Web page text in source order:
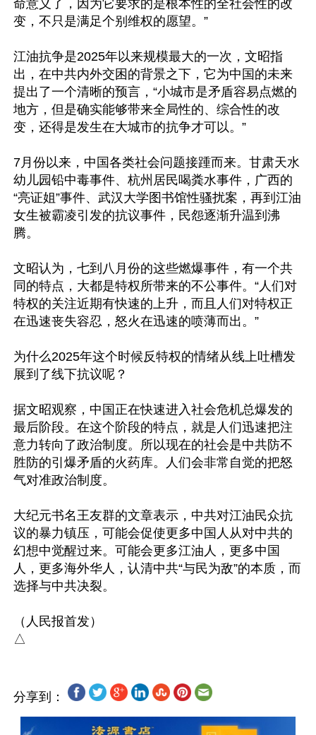
命意义了，因为它要求的是根本性的全社会性的改
变，不只是满足个别维权的愿望。”
江油抗争是2025年以来规模最大的一次，文昭指
出，在中共内外交困的背景之下，它为中国的未来
提出了一个清晰的预言，“小城市是矛盾容易点燃的
地方，但是确实能够带来全局性的、综合性的改
变，还得是发生在大城市的抗争才可以。”
7月份以来，中国各类社会问题接踵而来。甘肃天水
幼儿园铅中毒事件、杭州居民喝粪水事件，广西的
“亮证姐”事件、武汉大学图书馆性骚扰案，再到江油
女生被霸凌引发的抗议事件，民怨逐渐升温到沸
腾。
文昭认为，七到八月份的这些燃爆事件，有一个共
同的特点，大都是特权所带来的不公事件。“人们对
特权的关注近期有快速的上升，而且人们对特权正
在迅速丧失容忍，怒火在迅速的喷薄而出。”
为什么2025年这个时候反特权的情绪从线上吐槽发
展到了线下抗议呢？
据文昭观察，中国正在快速进入社会危机总爆发的
最后阶段。在这个阶段的特点，就是人们迅速把注
意力转向了政治制度。所以现在的社会是中共防不
胜防的引爆矛盾的火药库。人们会非常自觉的把怒
气对准政治制度。
大纪元书名王友群的文章表示，中共对江油民众抗
议的暴力镇压，可能会促使更多中国人从对中共的
幻想中觉醒过来。可能会更多江油人，更多中国
人，更多海外华人，认清中共“与民为敌”的本质，而
选择与中共决裂。
（人民报首发）
分享到：